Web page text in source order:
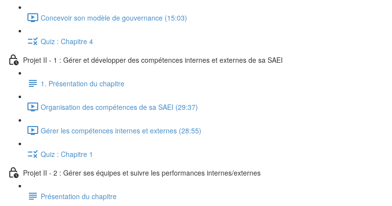
Concevoir son modèle de gouvernance (15:03)
Quiz : Chapitre 4
Projet II - 1 : Gérer et développer des compétences internes et externes de sa SAEI
1. Présentation du chapitre
Organisation des compétences de sa SAEI (29:37)
Gérer les compétences internes et externes (28:55)
Quiz : Chapitre 1
Projet II - 2 : Gérer ses équipes et suivre les performances internes/externes
Présentation du chapitre